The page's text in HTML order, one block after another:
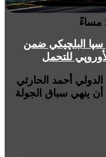
سپا البلچيكي ضمن
للتحمل
أحمد الحارثي
ينهي سباق الجولة